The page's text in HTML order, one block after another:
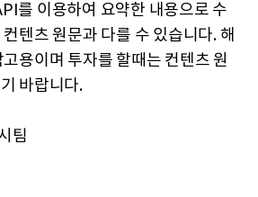
를 이용하여 요약한 내용으로 수
텐츠 원문과 다를 수 있습니다. 해
용이며 투자를 할때는 컨텐츠 원
바랍니다.
팀